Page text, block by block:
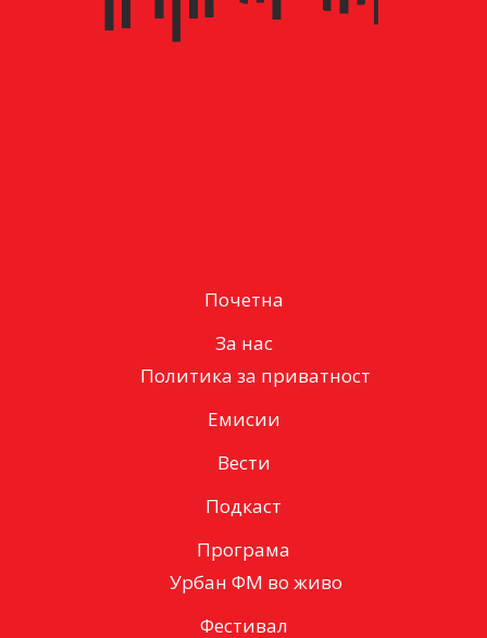
Почетна
За нас
Политика за приватност
Емисии
Вести
Подкаст
Програма
Урбан ФМ во живо
Фестивал